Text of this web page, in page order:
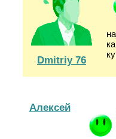
Dmitriy 76
Алексей